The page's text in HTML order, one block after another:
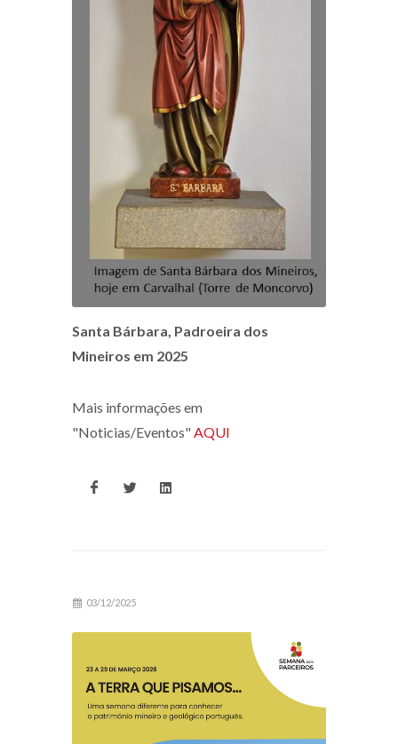
Santa Bárbara, Padroeira dos
Mineiros em 2025
Mais informações em
"Noticias/Eventos"AQUI
03/12/2025